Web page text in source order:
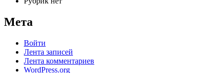
Мета
Войти
Лента записей
Лента комментариев
WordPress.org